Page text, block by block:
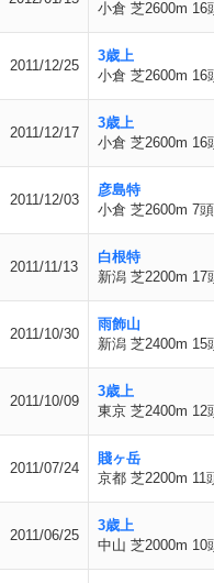
小倉 芝2600m 16
2011/12/25
3歳上
小倉 芝2600m 16
2011/12/17
3歳上
小倉 芝2600m 16
2011/12/03
彦島特
小倉 芝2600m 7頭
2011/11/13
白根特
新潟 芝2200m 17
2011/10/30
雨飾山
新潟 芝2400m 15
2011/10/09
3歳上
東京 芝2400m 12
2011/07/24
賤ヶ岳
京都 芝2200m 11
2011/06/25
3歳上
中山 芝2000m 10